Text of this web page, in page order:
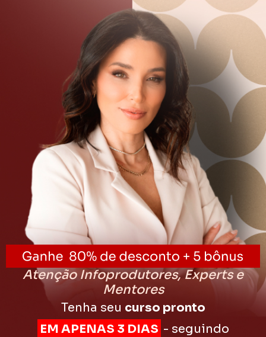
Atenção Infoprodutores, Experts e
Mentores
Tenha seu curso pronto
EM APENAS 3 DIAS - seguindo